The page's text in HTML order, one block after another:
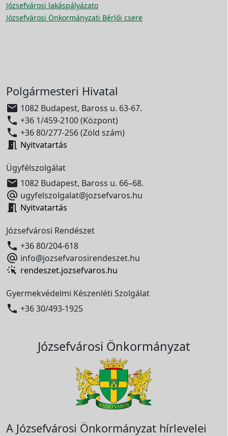
Józsefvárosi lakáspályázato
Józsefvárosi Önkormányzati Bérlői csere
Polgármesteri Hivatal
 1082 Budapest, Baross u. 63-67.
 +36 1/459-2100 (Központ)
 +36 80/277-256 (Zöld szám)
 Nyitvatartás
Ügyfélszolgálat
 1082 Budapest, Baross u. 66–68.
 ugyfelszolgalat@jozsefvaros.hu
 Nyitvatartás
Józsefvárosi Rendészet
 +36 80/204-618
 info@jozsefvarosirendeszet.hu
rendeszet.jozsefvaros.hu
Gyermekvédelmi Készenléti Szolgálat
 +36 30/493-1925
Józsefvárosi Önkormányzat
A Józsefvárosi Önkormányzat hírlevelei